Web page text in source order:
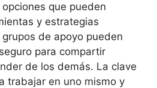
que pueden
y estrategias
de apoyo pueden
para compartir
de los demás. La clave
trabajar en uno mismo y